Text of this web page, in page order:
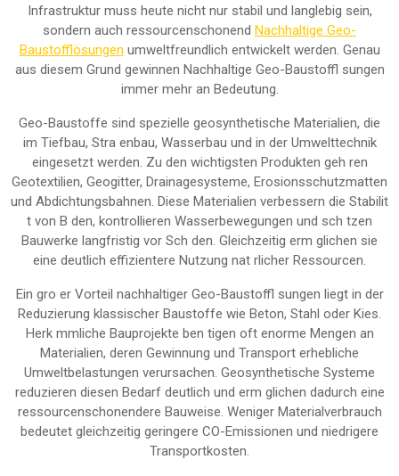
Infrastruktur muss heute nicht nur stabil und langlebig sein,
sondern auch ressourcenschonend Nachhaltige Geo-
Baustofflösungen umweltfreundlich entwickelt werden. Genau
aus diesem Grund gewinnen Nachhaltige Geo-Baustoffl sungen
immer mehr an Bedeutung.
Geo-Baustoffe sind spezielle geosynthetische Materialien, die
im Tiefbau, Stra enbau, Wasserbau und in der Umwelttechnik
eingesetzt werden. Zu den wichtigsten Produkten geh ren
Geotextilien, Geogitter, Drainagesysteme, Erosionsschutzmatten
und Abdichtungsbahnen. Diese Materialien verbessern die Stabilit
t von B den, kontrollieren Wasserbewegungen und sch tzen
Bauwerke langfristig vor Sch den. Gleichzeitig erm glichen sie
eine deutlich effizientere Nutzung nat rlicher Ressourcen.
Ein gro er Vorteil nachhaltiger Geo-Baustoffl sungen liegt in der
Reduzierung klassischer Baustoffe wie Beton, Stahl oder Kies.
Herk mmliche Bauprojekte ben tigen oft enorme Mengen an
Materialien, deren Gewinnung und Transport erhebliche
Umweltbelastungen verursachen. Geosynthetische Systeme
reduzieren diesen Bedarf deutlich und erm glichen dadurch eine
ressourcenschonendere Bauweise. Weniger Materialverbrauch
bedeutet gleichzeitig geringere CO-Emissionen und niedrigere
Transportkosten.